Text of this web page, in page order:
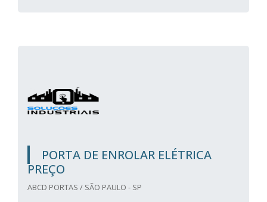
PORTA DE ENROLAR ELÉTRICA
PREÇO
ABCD PORTAS / SÃO PAULO - SP